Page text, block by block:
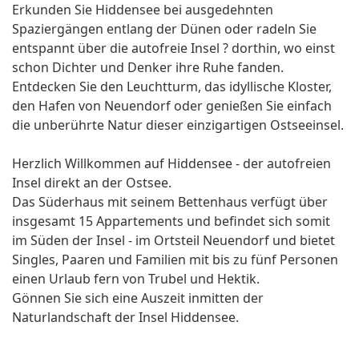
Erkunden Sie Hiddensee bei ausgedehnten
Spaziergängen entlang der Dünen oder radeln Sie
entspannt über die autofreie Insel ? dorthin, wo einst
schon Dichter und Denker ihre Ruhe fanden.
Entdecken Sie den Leuchtturm, das idyllische Kloster,
den Hafen von Neuendorf oder genießen Sie einfach
die unberührte Natur dieser einzigartigen Ostseeinsel.
Herzlich Willkommen auf Hiddensee - der autofreien
Insel direkt an der Ostsee.
Das Süderhaus mit seinem Bettenhaus verfügt über
insgesamt 15 Appartements und befindet sich somit
im Süden der Insel - im Ortsteil Neuendorf und bietet
Singles, Paaren und Familien mit bis zu fünf Personen
einen Urlaub fern von Trubel und Hektik.
Gönnen Sie sich eine Auszeit inmitten der
Naturlandschaft der Insel Hiddensee.